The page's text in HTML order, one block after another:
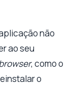
não
ao seu
, como o
o